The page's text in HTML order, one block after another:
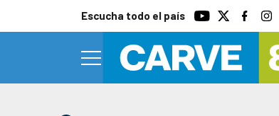
Escucha todo el país